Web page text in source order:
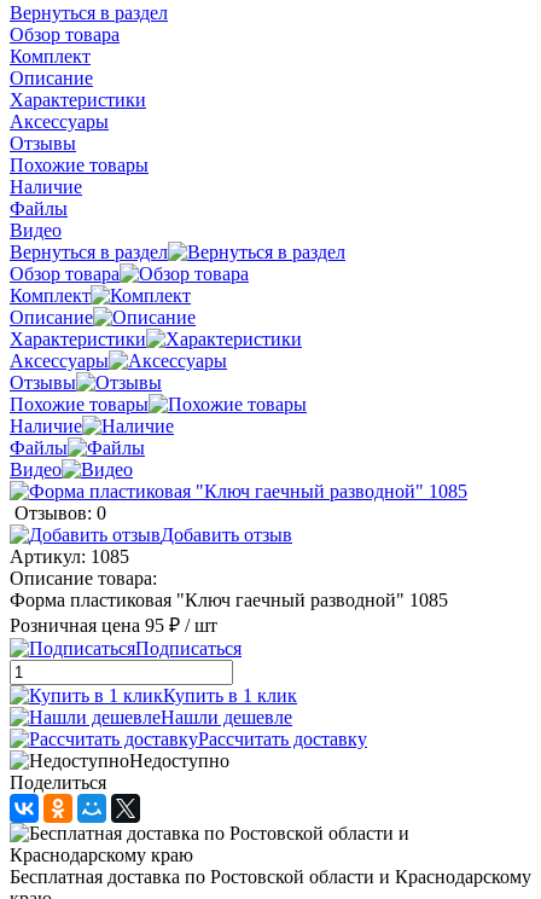
Вернуться в раздел
Обзор товара
Комплект
Описание
Характеристики
Аксессуары
Отзывы
Похожие товары
Наличие
Файлы
Видео
Вернуться в раздел
Обзор товара
Комплект
Описание
Характеристики
Аксессуары
Отзывы
Похожие товары
Наличие
Файлы
Видео
Отзывов: 0
Добавить отзыв
Артикул: 1085
Описание товара:
Форма пластиковая "Ключ гаечный разводной" 1085
Розничная цена 95 ₽ / шт
Подписаться
Купить в 1 клик
Нашли дешевле
Рассчитать доставку
Недоступно
Поделиться
Бесплатная доставка по Ростовской области и Краснодарскому